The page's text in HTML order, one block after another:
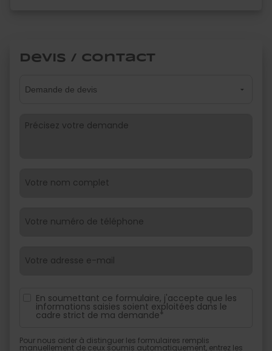
Devis / Contact
En soumettant ce formulaire, j'accepte que les
informations saisies soient exploitées dans le
cadre strict de ma demande*
Pour nous aider à distinguer les formulaires remplis
manuellement de ceux soumis automatiquement, entrez les